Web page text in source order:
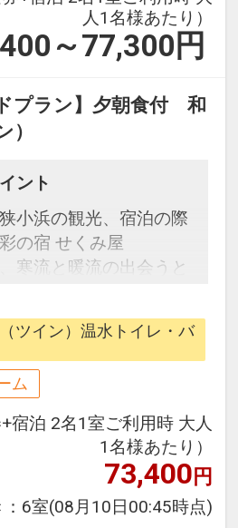
人1名様あたり）
～77,300 円
プラン】夕朝食付 和
）
ント
小浜の観光、宿泊の際
の宿 せくみ屋
寒流と暖流の出会うと
さまざまな旬の美味を
できます。
湯の大浴場、天然三方
呂の他、予約制の貸切
い夕日を眺めながら、
ひとときをお過ごしくだ
ダン（ツイン）のバスト
ツイン）温水トイレ・バ
ム
+宿泊 2名1室ご利用時 大人
1名様あたり）
73,400円
6室(08月10日00:45時点)